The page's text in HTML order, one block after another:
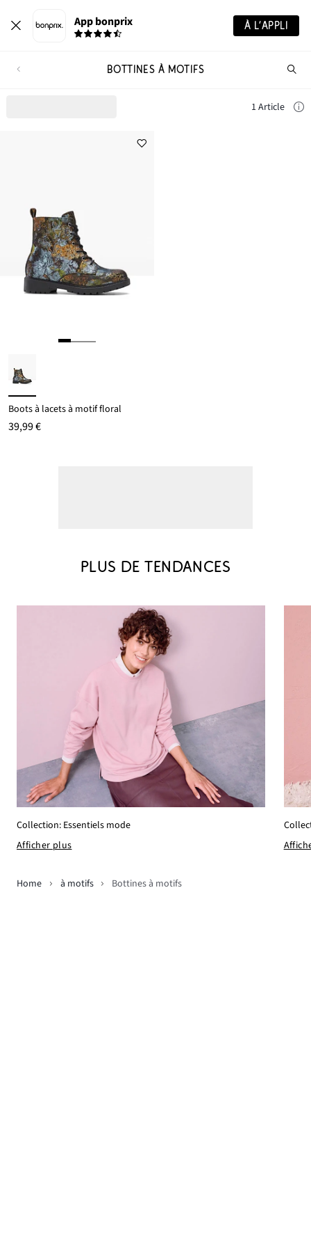
App bonprix À L’APPLI
BOTTINES À MOTIFS
1 Article
Boots à lacets à motif floral
39,99 €
PLUS DE TENDANCES
Collection: Essentiels mode
Afficher plus
Home à motifs Bottines à motifs